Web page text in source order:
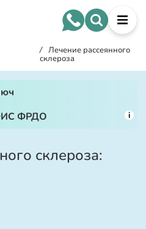
/ Лечение рассеянного
склероза
ФРДО
i
склероза: